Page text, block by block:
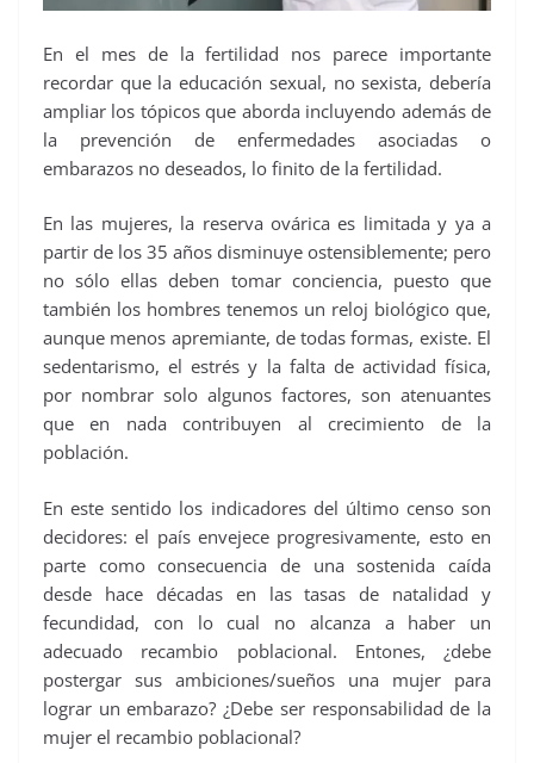
En el mes de la fertilidad nos parece importante
recordar que la educación sexual, no sexista, debería
ampliar los tópicos que aborda incluyendo además de
la prevención de enfermedades asociadas o
embarazos no deseados, lo finito de la fertilidad.
En las mujeres, la reserva ovárica es limitada y ya a
partir de los 35 años disminuye ostensiblemente; pero
no sólo ellas deben tomar conciencia, puesto que
también los hombres tenemos un reloj biológico que,
aunque menos apremiante, de todas formas, existe. El
sedentarismo, el estrés y la falta de actividad física,
por nombrar solo algunos factores, son atenuantes
que en nada contribuyen al crecimiento de la
población.
En este sentido los indicadores del último censo son
decidores: el país envejece progresivamente, esto en
parte como consecuencia de una sostenida caída
desde hace décadas en las tasas de natalidad y
fecundidad, con lo cual no alcanza a haber un
adecuado recambio poblacional. Entones, ¿debe
postergar sus ambiciones/sueños una mujer para
lograr un embarazo? ¿Debe ser responsabilidad de la
mujer el recambio poblacional?